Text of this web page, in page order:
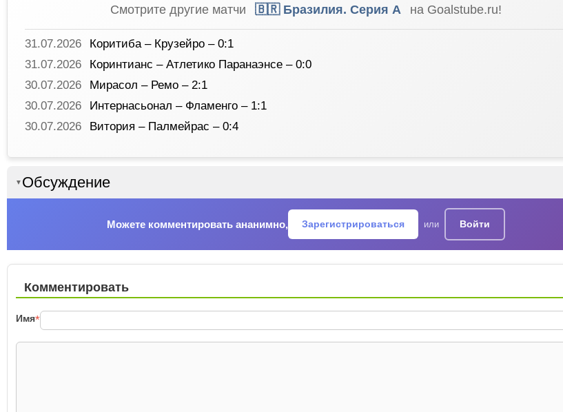
Смотрите другие матчи 🇧🇷 Бразилия. Серия A на Goalstube.ru!
31.07.2026
Коритиба – Крузейро – 0:1
31.07.2026
Коринтианс – Атлетико Паранаэнсе – 0:0
30.07.2026
Мирасол – Ремо – 2:1
30.07.2026
Интернасьонал – Фламенго – 1:1
30.07.2026
Витория – Палмейрас – 0:4
▼ Обсуждение
Можете комментировать ананимно, Зарегистрироваться или Войти
Комментировать
Имя*